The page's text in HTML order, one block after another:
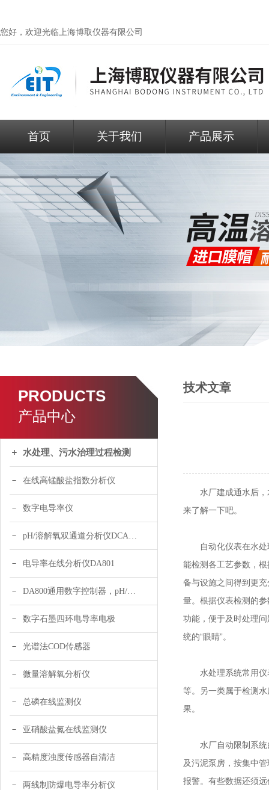
您好，欢迎光临上海博取仪器有限公司
首页 关于我们 产品展示
PRODUCTS
产品中心
水处理、污水治理过程检测
在线高锰酸盐指数分析仪
数字电导率仪
pH/溶解氧双通道分析仪DCA120
电导率在线分析仪DA801
DA800通用数字控制器，pH/DO/ORP多参数
数字石墨四环电导率电极
光谱法COD传感器
微量溶解氧分析仪
总磷在线监测仪
亚硝酸盐氮在线监测仪
高精度浊度传感器自清洁
两线制防爆电导率分析仪
技术文章
水厂建成通水后，水
来了解一下吧。
自动化仪表在水处理
能检测各工艺参数，
备与设施之间得到更
量。根据仪表检测的
功能，便于及时处理
统的“眼睛”。
水处理系统常用仪表
等。另一类属于检测
果。
水厂自动限制系统由
及污泥泵房，按集中
报警。有些数据还须